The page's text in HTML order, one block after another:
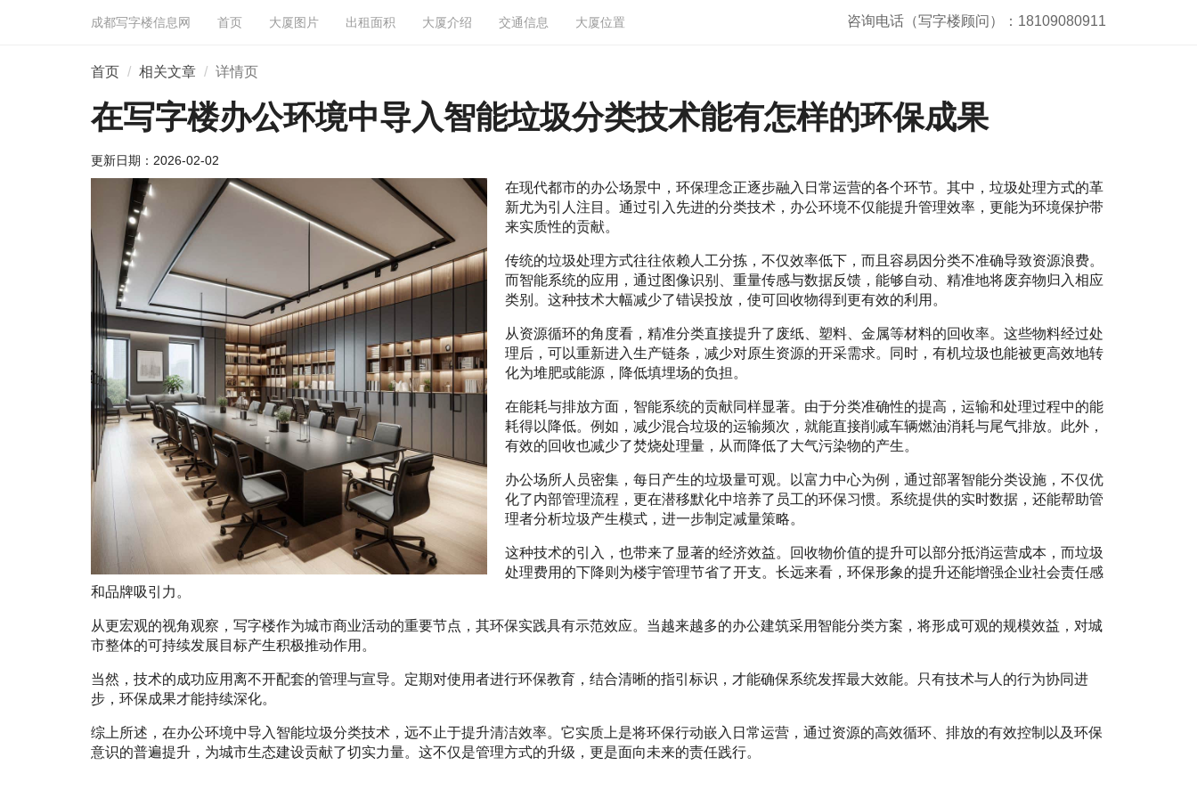
成都写字楼信息网 首页 大厦图片 出租面积 大厦介绍 交通信息 大厦位置 咨询电话（写字楼顾问）：18109080911
首页 相关文章 详情页
在写字楼办公环境中导入智能垃圾分类技术能有怎样的环保成果
更新日期： 2026-02-02
在现代都市的办公场景中，环保理念正逐步融入日常运营的各个环节。其中，垃圾处理方式的革
新尤为引人注目。通过引入先进的分类技术，办公环境不仅能提升管理效率，更能为环境保护带
来实质性的贡献。
传统的垃圾处理方式往往依赖人工分拣，不仅效率低下，而且容易因分类不准确导致资源浪费。
而智能系统的应用，通过图像识别、重量传感与数据反馈，能够自动、精准地将废弃物归入相应
类别。这种技术大幅减少了错误投放，使可回收物得到更有效的利用。
从资源循环的角度看，精准分类直接提升了废纸、塑料、金属等材料的回收率。这些物料经过处
理后，可以重新进入生产链条，减少对原生资源的开采需求。同时，有机垃圾也能被更高效地转
化为堆肥或能源，降低填埋场的负担。
在能耗与排放方面，智能系统的贡献同样显著。由于分类准确性的提高，运输和处理过程中的能
耗得以降低。例如，减少混合垃圾的运输频次，就能直接削减车辆燃油消耗与尾气排放。此外，
有效的回收也减少了焚烧处理量，从而降低了大气污染物的产生。
办公场所人员密集，每日产生的垃圾量可观。以富力中心为例，通过部署智能分类设施，不仅优
化了内部管理流程，更在潜移默化中培养了员工的环保习惯。系统提供的实时数据，还能帮助管
理者分析垃圾产生模式，进一步制定减量策略。
这种技术的引入，也带来了显著的经济效益。回收物价值的提升可以部分抵消运营成本，而垃圾
处理费用的下降则为楼宇管理节省了开支。长远来看，环保形象的提升还能增强企业社会责任感
和品牌吸引力。
从更宏观的视角观察，写字楼作为城市商业活动的重要节点，其环保实践具有示范效应。当越来越多的办公建筑采用智能分类方案，将形成可观的规模效益，对城
市整体的可持续发展目标产生积极推动作用。
当然，技术的成功应用离不开配套的管理与宣导。定期对使用者进行环保教育，结合清晰的指引标识，才能确保系统发挥最大效能。只有技术与人的行为协同进
步，环保成果才能持续深化。
综上所述，在办公环境中导入智能垃圾分类技术，远不止于提升清洁效率。它实质上是将环保行动嵌入日常运营，通过资源的高效循环、排放的有效控制以及环保
意识的普遍提升，为城市生态建设贡献了切实力量。这不仅是管理方式的升级，更是面向未来的责任践行。